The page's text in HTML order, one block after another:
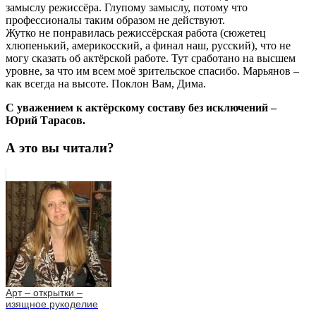
замыслу режиссёра. Глупому замыслу, потому что
профессионалы таким образом не действуют.
Жутко не понравилась режиссёрская работа (сюжетец
хлюпенький, америкосский, а финал наш, русский), что не
могу сказать об актёрской работе. Тут сработано на высшем
уровне, за что им всем моё зрительское спасибо. Марьянов –
как всегда на высоте. Поклон Вам, Дима.
С уважением к актёрскому составу без исключений –
Юрий Тарасов.
А это вы читали?
Арт – открытки –
изящное рукоделие